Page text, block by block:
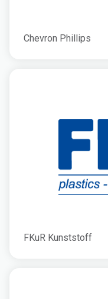
Chevron Phillips
FKuR Kunststoff